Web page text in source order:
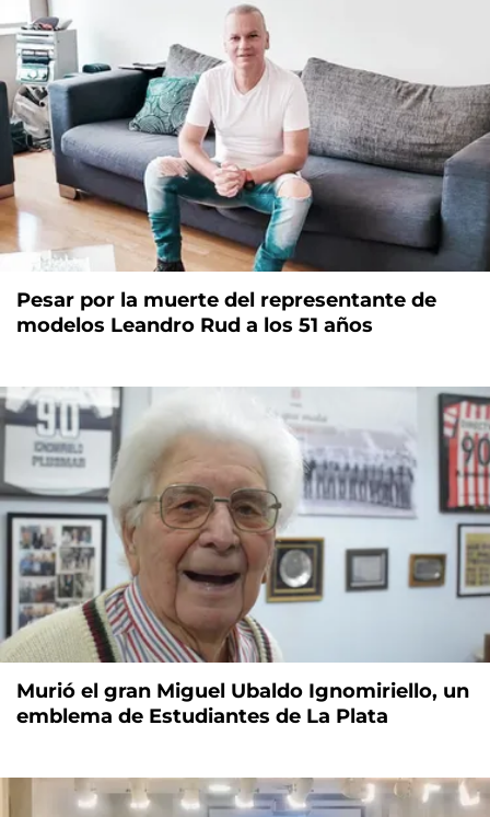
Pesar por la muerte del representante de
modelos Leandro Rud a los 51 años
Murió el gran Miguel Ubaldo Ignomiriello, un
emblema de Estudiantes de La Plata